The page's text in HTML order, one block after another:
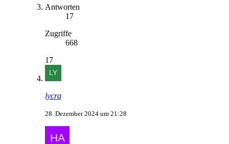
Antworten
17
Zugriffe
668
17
lycra
28. Dezember 2024 um 21:28